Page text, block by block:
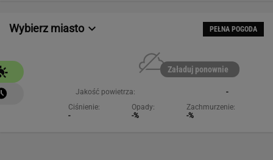
Wybierz miasto PEŁNA POGODA
Załaduj ponownie
Jakość powietrza:
-
Ciśnienie:
-
Opady:
-%
Zachmurzenie:
-%